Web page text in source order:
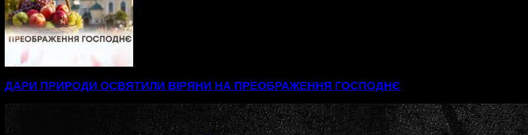
ДАРИ ПРИРОДИ ОСВЯТИЛИ ВІРЯНИ НА ПРЕОБРАЖЕННЯ ГОСПОДНЄ